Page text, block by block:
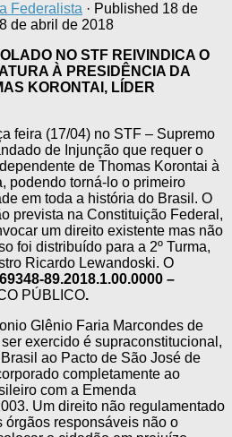
Federalista · Published 18 de
de abril de 2018
NO STF REIVINDICA O
À PRESIDÊNCIA DA
KORONTAI, LÍDER
feira (17/04) no STF – Supremo
de Injunção que requer o
de Thomas Korontai à
podendo torná-lo o primeiro
em toda a história do Brasil. O
prevista na Constituição Federal,
um direito existente mas não
foi distribuído para a 2º Turma,
Ricardo Lewandoski. O
89.2018.1.00.0000 –
PÚBLICO.
Glênio Faria Marcondes de
exercido é supraconstitucional,
ao Pacto de São José de
completamente ao
com a Emenda
Um direito não regulamentado
órgãos responsáveis não o